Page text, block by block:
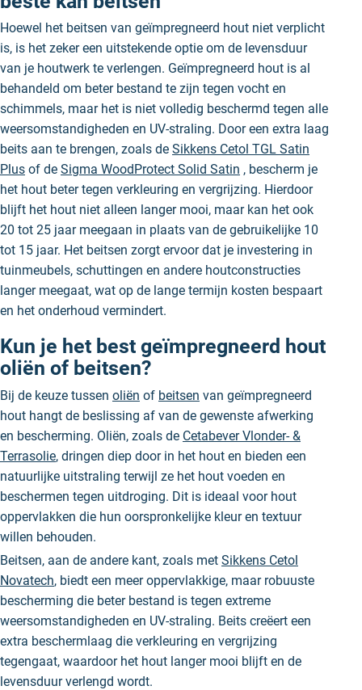
Hoewel het beitsen van geïmpregneerd hout niet verplicht
is, is het zeker een uitstekende optie om de levensduur
van je houtwerk te verlengen. Geïmpregneerd hout is al
behandeld om beter bestand te zijn tegen vocht en
schimmels, maar het is niet volledig beschermd tegen alle
weersomstandigheden en UV-straling. Door een extra laag
beits aan te brengen, zoals de Sikkens Cetol TGL Satin
Plus of de Sigma WoodProtect Solid Satin , bescherm je
het hout beter tegen verkleuring en vergrijzing. Hierdoor
blijft het hout niet alleen langer mooi, maar kan het ook
20 tot 25 jaar meegaan in plaats van de gebruikelijke 10
tot 15 jaar. Het beitsen zorgt ervoor dat je investering in
tuinmeubels, schuttingen en andere houtconstructies
langer meegaat, wat op de lange termijn kosten bespaart
en het onderhoud vermindert.
Kun je het best geïmpregneerd hout
oliën of beitsen?
Bij de keuze tussen oliën of beitsen van geïmpregneerd
hout hangt de beslissing af van de gewenste afwerking
en bescherming. Oliën, zoals de Cetabever Vlonder- &
Terrasolie, dringen diep door in het hout en bieden een
natuurlijke uitstraling terwijl ze het hout voeden en
beschermen tegen uitdroging. Dit is ideaal voor hout
oppervlakken die hun oorspronkelijke kleur en textuur
willen behouden.
Beitsen, aan de andere kant, zoals met Sikkens Cetol
Novatech, biedt een meer oppervlakkige, maar robuuste
bescherming die beter bestand is tegen extreme
weersomstandigheden en UV-straling. Beits creëert een
extra beschermlaag die verkleuring en vergrijzing
tegengaat, waardoor het hout langer mooi blijft en de
levensduur verlengd wordt.